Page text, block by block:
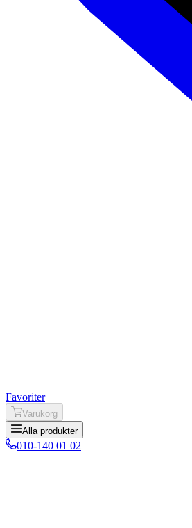
Favoriter
Varukorg
Alla produkter
010-140 01 02